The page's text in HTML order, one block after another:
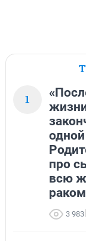
1
про
всю
раком
3 983